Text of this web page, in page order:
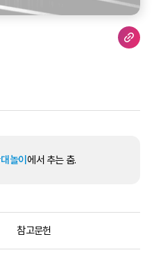
놀이 에서 추는 춤.
참고문헌